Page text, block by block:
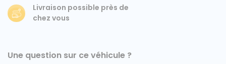
Ford
Iveco
Livraison possible près de
chez vous
Une question sur ce véhicule ?